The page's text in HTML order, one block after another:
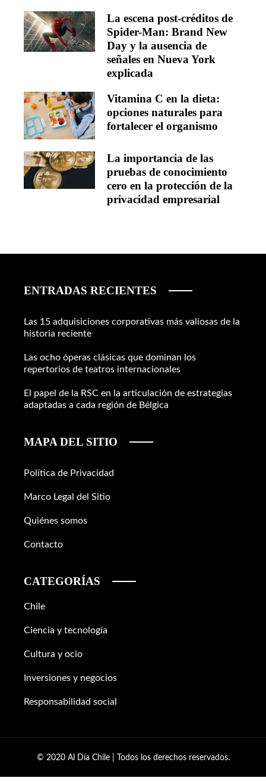
La escena post-créditos de
Spider-Man: Brand New
Day y la ausencia de
señales en Nueva York
explicada
Vitamina C en la dieta:
opciones naturales para
fortalecer el organismo
La importancia de las
pruebas de conocimiento
cero en la protección de la
privacidad empresarial
ENTRADAS RECIENTES
Las 15 adquisiciones corporativas más valiosas de la
historia reciente
Las ocho óperas clásicas que dominan los
repertorios de teatros internacionales
El papel de la RSC en la articulación de estrategias
adaptadas a cada región de Bélgica
MAPA DEL SITIO
Política de Privacidad
Marco Legal del Sitio
Quiénes somos
Contacto
CATEGORÍAS
Chile
Ciencia y tecnología
Cultura y ocio
Inversiones y negocios
Responsabilidad social
© 2020 Al Día Chile | Todos los derechos reservados.